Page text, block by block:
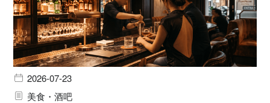
2026-07-23
美食・酒吧